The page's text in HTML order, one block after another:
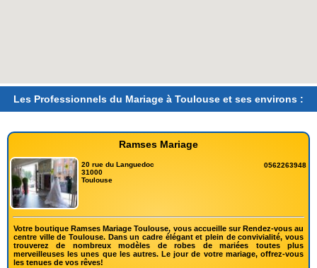
Les Professionnels du Mariage à Toulouse et ses environs :
Ramses Mariage
20 rue du Languedoc
31000
Toulouse
0562263948
Votre boutique Ramses Mariage Toulouse, vous accueille sur Rendez-vous au
centre ville de Toulouse. Dans un cadre élégant et plein de convivialité, vous
trouverez de nombreux modèles de robes de mariées toutes plus
merveilleuses les unes que les autres. Le jour de votre mariage, offrez-vous
les tenues de vos rêves!